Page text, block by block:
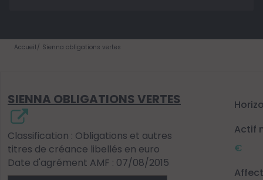
Accueil Sienna obligations vertes
SIENNA OBLIGATIONS VERTES
Classification : Obligations et autres
titres de créance libellés en euro
Date d'agrément AMF : 07/08/2015
Actif
€